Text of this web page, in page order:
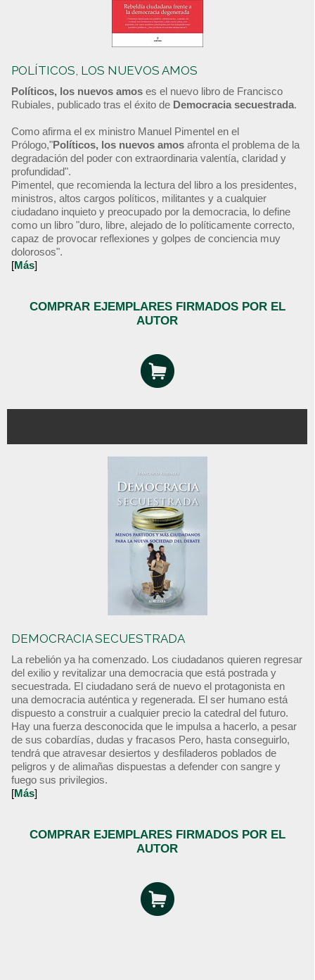
POLÍTICOS, LOS NUEVOS AMOS
Políticos, los nuevos amos es el nuevo libro de Francisco
Rubiales, publicado tras el éxito de Democracia secuestrada.
Como afirma el ex ministro Manuel Pimentel en el
Prólogo,"Políticos, los nuevos amos afronta el problema de la
degradación del poder con extraordinaria valentía, claridad y
profundidad".
Pimentel, que recomienda la lectura del libro a los presidentes,
ministros, altos cargos políticos, militantes y a cualquier
ciudadano inquieto y preocupado por la democracia, lo define
como un libro "duro, libre, alejado de lo políticamente correcto,
capaz de provocar reflexiones y golpes de conciencia muy
dolorosos".
[Más]
COMPRAR EJEMPLARES FIRMADOS POR EL
AUTOR
DEMOCRACIA SECUESTRADA
La rebelión ya ha comenzado. Los ciudadanos quieren regresar
del exilio y revitalizar una democracia que está postrada y
secuestrada. El ciudadano será de nuevo el protagonista en
una democracia auténtica y regenerada. El ser humano está
dispuesto a construir a cualquier precio la catedral del futuro.
Hay una fuerza desconocida que le impulsa a hacerlo, a pesar
de sus cobardías, dudas y fracasos Pero, hasta conseguirlo,
tendrá que atravesar desiertos y desfiladeros poblados de
peligros y de alimañas dispuestas a defender con sangre y
fuego sus privilegios.
[Más]
COMPRAR EJEMPLARES FIRMADOS POR EL
AUTOR